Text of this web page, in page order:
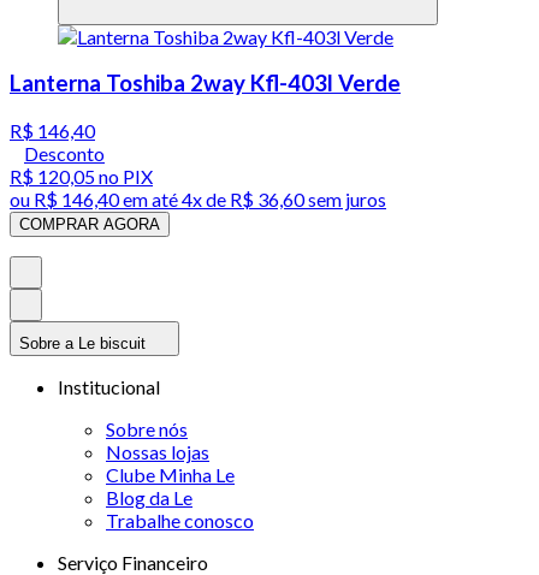
Lanterna Toshiba 2way Kfl-403l Verde
R$ 146,40
Desconto
R$ 120,05no PIX
ou R$ 146,40em até4x de R$ 36,60 sem juros
COMPRAR AGORA
Sobre a Le biscuit
Institucional
Sobre nós
Nossas lojas
Clube Minha Le
Blog da Le
Trabalhe conosco
Serviço Financeiro